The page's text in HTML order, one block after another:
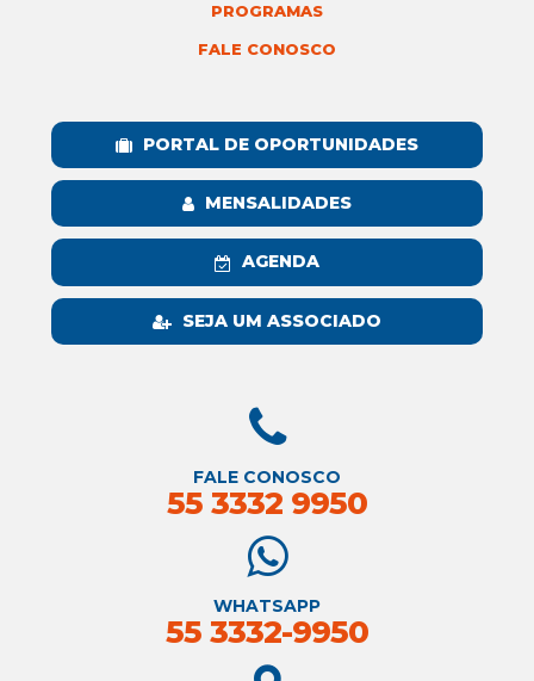
PROGRAMAS
FALE CONOSCO
PORTAL DE OPORTUNIDADES
MENSALIDADES
AGENDA
SEJA UM ASSOCIADO
FALE CONOSCO
55 3332 9950
WHATSAPP
55 3332-9950